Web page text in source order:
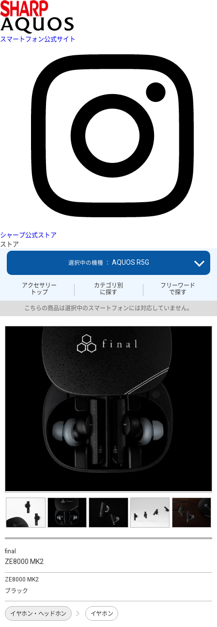
スマートフォン公式サイト
シャープ公式ストア
ストア
アクセサリー
トップ
カテゴリ別
に探す
フリーワード
で探す
選択中の機種 ： AQUOS R5G
こちらの商品は選択中のスマートフォンには対応していません。
final
ZE8000 MK2
ZE8000 MK2
ブラック
イヤホン・ヘッドホン イヤホン